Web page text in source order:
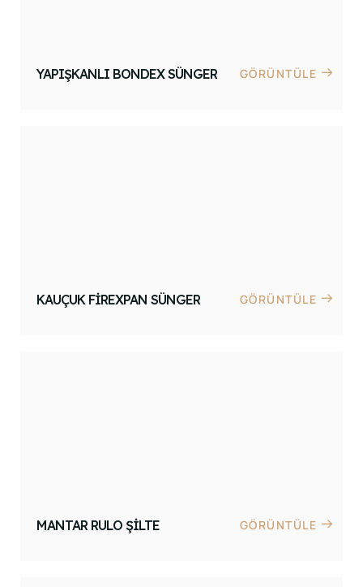
YAPIŞKANLI BONDEX SÜNGER GÖRÜNTÜLE
KAUÇUK FIREXPAN SÜNGER GÖRÜNTÜLE
MANTAR RULO ŞILTE GÖRÜNTÜLE